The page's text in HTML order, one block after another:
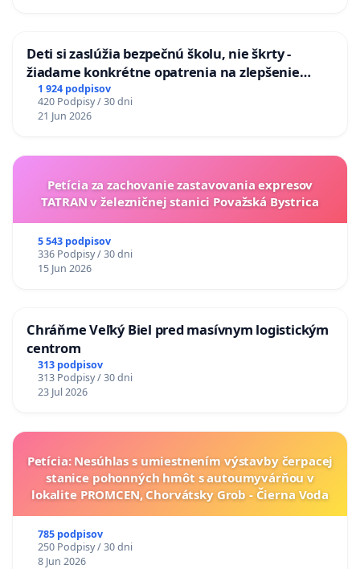
Deti si zaslúžia bezpečnú školu, nie škrty -
žiadame konkrétne opatrenia na zlepšenie
situácie v školstve
1 924 podpisov
420 Podpisy / 30 dni
21 Jun 2026
Petícia za zachovanie zastavovania expresov
TATRAN v železničnej stanici Považská Bystrica
5 543 podpisov
336 Podpisy / 30 dni
15 Jun 2026
Chráňme Veľký Biel pred masívnym logistickým
centrom
313 podpisov
313 Podpisy / 30 dni
23 Jul 2026
Petícia: Nesúhlas s umiestnením výstavby čerpacej
stanice pohonných hmôt s autoumyvárňou v
lokalite PROMCEN, Chorvátsky Grob - Čierna Voda
785 podpisov
250 Podpisy / 30 dni
8 Jun 2026